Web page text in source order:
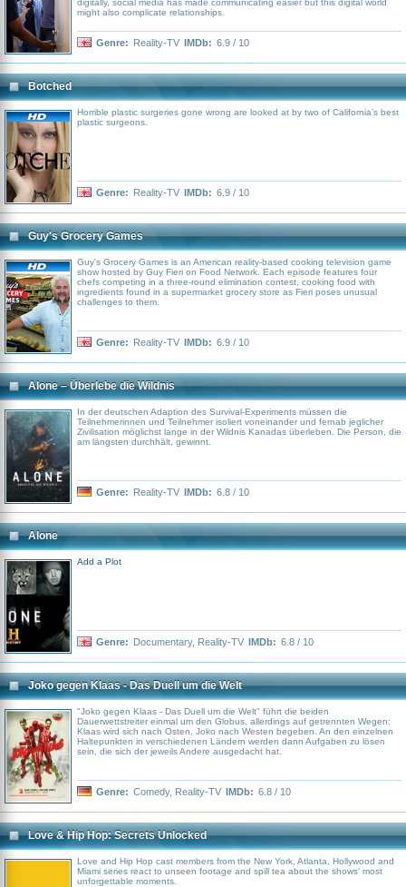
digitally, social media has made communicating easier but this digital world
might also complicate relationships.
Genre: Reality-TV IMDb: 6.9 / 10
Botched
Horrible plastic surgeries gone wrong are looked at by two of California's best
plastic surgeons.
Genre: Reality-TV IMDb: 6.9 / 10
Guy's Grocery Games
Guy's Grocery Games is an American reality-based cooking television game
show hosted by Guy Fieri on Food Network. Each episode features four
chefs competing in a three-round elimination contest, cooking food with
ingredients found in a supermarket grocery store as Fieri poses unusual
challenges to them.
Genre: Reality-TV IMDb: 6.9 / 10
Alone – Überlebe die Wildnis
In der deutschen Adaption des Survival-Experiments müssen die
Teilnehmerinnen und Teilnehmer isoliert voneinander und fernab jeglicher
Zivilisation möglichst lange in der Wildnis Kanadas überleben. Die Person, die
am längsten durchhält, gewinnt.
Genre: Reality-TV IMDb: 6.8 / 10
Alone
Add a Plot
Genre: Documentary, Reality-TV IMDb: 6.8 / 10
Joko gegen Klaas - Das Duell um die Welt
"Joko gegen Klaas - Das Duell um die Welt" führt die beiden
Dauerwettstreiter einmal um den Globus, allerdings auf getrennten Wegen:
Klaas wird sich nach Osten, Joko nach Westen begeben. An den einzelnen
Haltepunkten in verschiedenen Ländern werden dann Aufgaben zu lösen
sein, die sich der jeweils Andere ausgedacht hat.
Genre: Comedy, Reality-TV IMDb: 6.8 / 10
Love & Hip Hop: Secrets Unlocked
Love and Hip Hop cast members from the New York, Atlanta, Hollywood and
Miami series react to unseen footage and spill tea about the shows' most
unforgettable moments.